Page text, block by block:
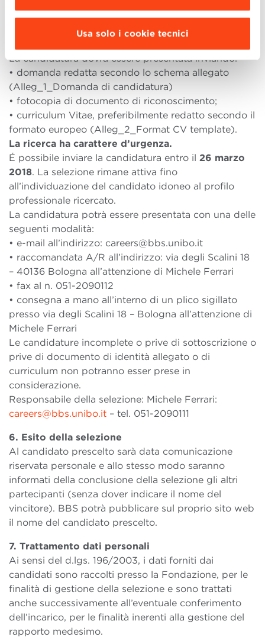
Usa solo i cookie tecnici
giudizio, la persona a cui affidare la posizione.
La candidatura dovrà essere presentata inviando:
• domanda redatta secondo lo schema allegato
(Alleg_1_Domanda di candidatura)
• fotocopia di documento di riconoscimento;
• curriculum Vitae, preferibilmente redatto secondo il
formato europeo (Alleg_2_Format CV template).
La ricerca ha carattere d’urgenza.
É possibile inviare la candidatura entro il 26 marzo
2018. La selezione rimane attiva fino
all’individuazione del candidato idoneo al profilo
professionale ricercato.
La candidatura potrà essere presentata con una delle
seguenti modalità:
• e-mail all’indirizzo: careers@bbs.unibo.it
• raccomandata A/R all’indirizzo: via degli Scalini 18
– 40136 Bologna all’attenzione di Michele Ferrari
• fax al n. 051-2090112
• consegna a mano all’interno di un plico sigillato
presso via degli Scalini 18 – Bologna all’attenzione di
Michele Ferrari
Le candidature incomplete o prive di sottoscrizione o
prive di documento di identità allegato o di
curriculum non potranno esser prese in
considerazione.
Responsabile della selezione: Michele Ferrari:
careers@bbs.unibo.it – tel. 051-2090111
6. Esito della selezione
Al candidato prescelto sarà data comunicazione
riservata personale e allo stesso modo saranno
informati della conclusione della selezione gli altri
partecipanti (senza dover indicare il nome del
vincitore). BBS potrà pubblicare sul proprio sito web
il nome del candidato prescelto.
7. Trattamento dati personali
Ai sensi del d.lgs. 196/2003, i dati forniti dai
candidati sono raccolti presso la Fondazione, per le
finalità di gestione della selezione e sono trattati
anche successivamente all’eventuale conferimento
dell’incarico, per le finalità inerenti alla gestione del
rapporto medesimo.